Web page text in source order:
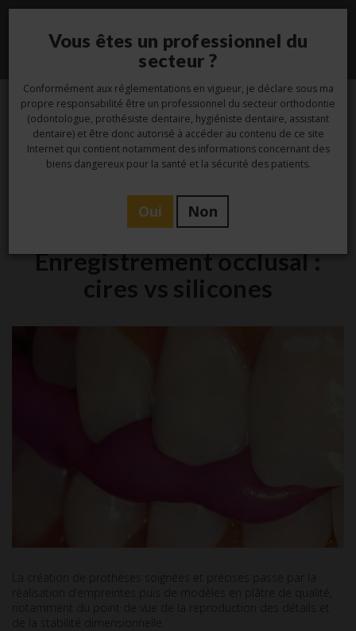
21
Oct
Laboratoire
Enregistrement occlusal :
cires vs silicones
La création de prothèses soignées et précises passe par la
réalisation d’empreintes puis de modèles en plâtre de qualité,
notamment du point de vue de la reproduction des détails et
de la stabilité dimensionnelle.
Vous êtes un professionnel du
secteur ?
Conformément aux réglementations en vigueur, je déclare sous ma
propre responsabilité être un professionnel du secteur orthodontie
(odontologue, prothésiste dentaire, hygiéniste dentaire, assistant
dentaire) et être donc autorisé à accéder au contenu de ce site
Internet qui contient notamment des informations concernant des
biens dangereux pour la santé et la sécurité des patients.
Oui Non